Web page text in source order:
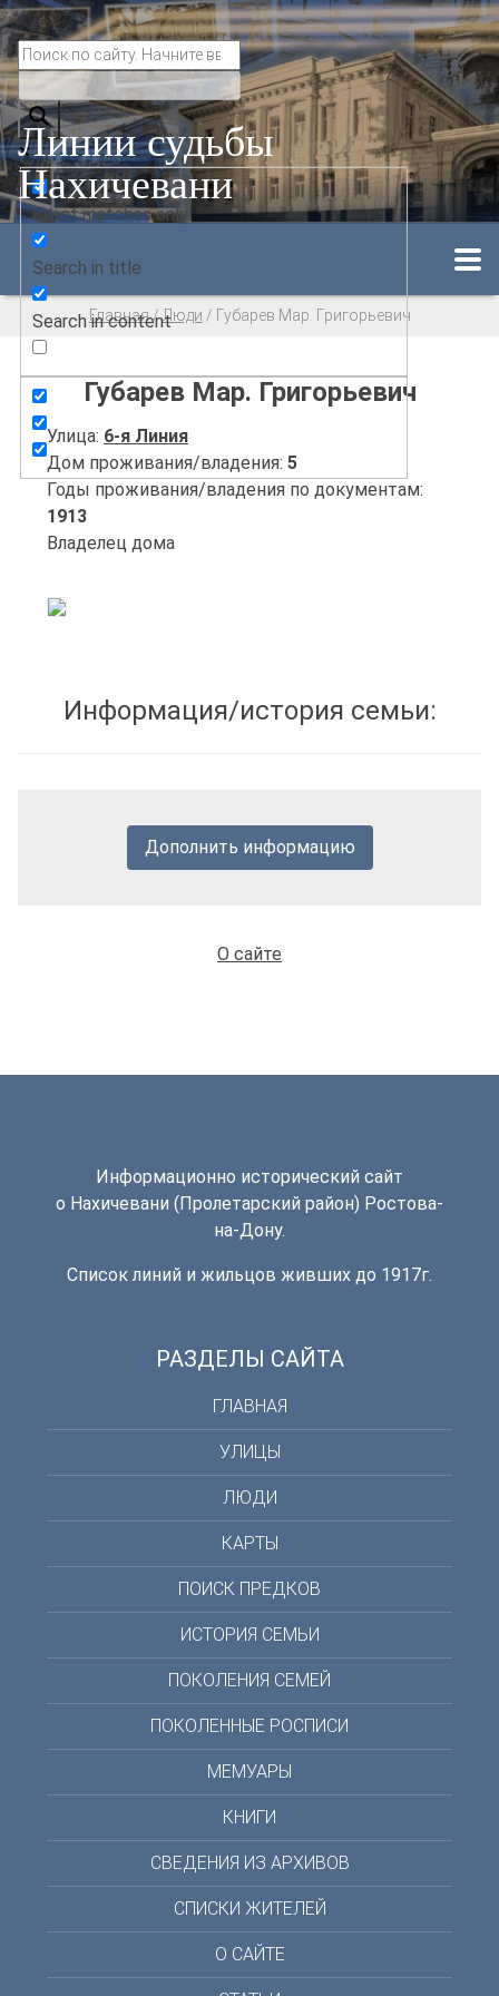
Линии судьбы
Нахичевани
Exact matches only
Search in title
Search in content
Главная/Люди / Губарев Мар. Григорьевич
Губарев Мар. Григорьевич
Улица: 6-я Линия
Дом проживания/владения: 5
Годы проживания/владения по документам:
1913
Владелец дома
Информация/история семьи:
Дополнить информацию
О сайте
Информационно исторический сайт
о Нахичевани (Пролетарский район) Ростова-
на-Дону.
Список линий и жильцов живших до 1917г.
РАЗДЕЛЫ САЙТА
ГЛАВНАЯ
УЛИЦЫ
ЛЮДИ
КАРТЫ
ПОИСК ПРЕДКОВ
ИСТОРИЯ СЕМЬИ
ПОКОЛЕНИЯ СЕМЕЙ
ПОКОЛЕННЫЕ РОСПИСИ
МЕМУАРЫ
КНИГИ
СВЕДЕНИЯ ИЗ АРХИВОВ
СПИСКИ ЖИТЕЛЕЙ
О САЙТЕ